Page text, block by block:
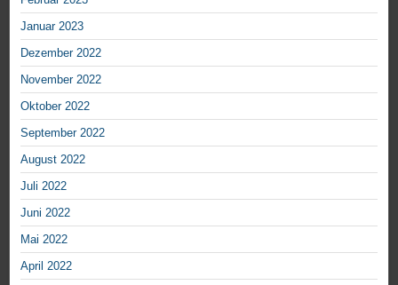
Januar 2023
Dezember 2022
November 2022
Oktober 2022
September 2022
August 2022
Juli 2022
Juni 2022
Mai 2022
April 2022